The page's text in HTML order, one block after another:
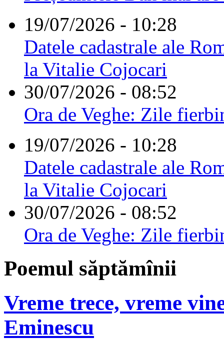
19/07/2026 - 10:28
Datele cadastrale ale
la Vitalie Cojocari
30/07/2026 - 08:52
Ora de Veghe: Zile
19/07/2026 - 10:28
Datele cadastrale ale
la Vitalie Cojocari
30/07/2026 - 08:52
Ora de Veghe: Zile
Poemul săptămînii
Vreme trece, vreme
Eminescu